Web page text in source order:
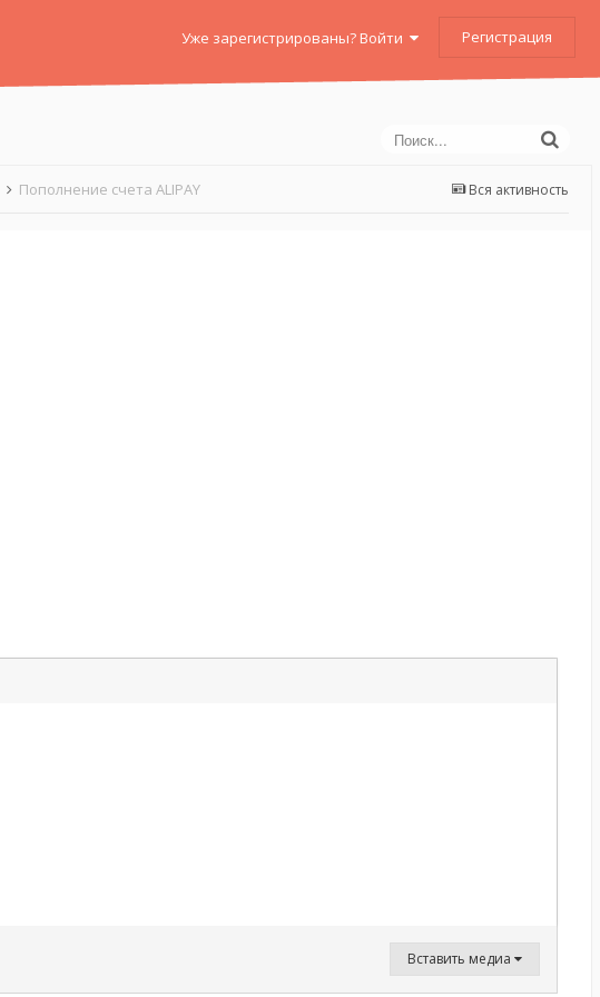
Уже зарегистрированы? Войти Регистрация
Вся активность
Пополнение счета ALIPAY
Вставить медиа